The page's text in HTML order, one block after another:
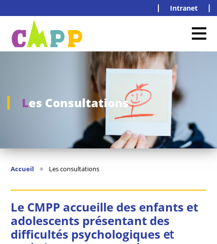
Intranet
Les Consultations
Accueil • Les consultations
Le CMPP accueille des enfants et
adolescents présentant des
difficultés psychologiques et